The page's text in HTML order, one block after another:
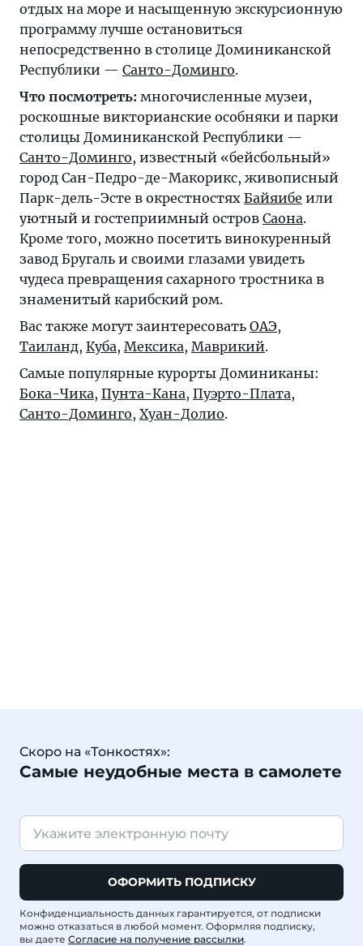
отдых на море и насыщенную экскурсионную
программу лучше остановиться
непосредственно в столице Доминиканской
Республики — Санто-Доминго.
Что посмотреть: многочисленные музеи,
роскошные викторианские особняки и парки
столицы Доминиканской Республики —
Санто-Доминго, известный «бейсбольный»
город Сан-Педро-де-Макорикс, живописный
Парк-дель-Эсте в окрестностях Байяибе или
уютный и гостеприимный остров Саона.
Кроме того, можно посетить винокуренный
завод Бругаль и своими глазами увидеть
чудеса превращения сахарного тростника в
знаменитый карибский ром.
Вас также могут заинтересовать ОАЭ,
Таиланд, Куба, Мексика, Маврикий.
Самые популярные курорты Доминиканы:
Бока-Чика, Пунта-Кана, Пуэрто-Плата,
Санто-Доминго, Хуан-Долио.
Скоро на «Тонкостях»:
Самые неудобные места в самолете
ОФОРМИТЬ ПОДПИСКУ
Конфиденциальность данных гарантируется, от подписки
можно отказаться в любой момент. Оформляя подписку,
вы даете Согласие на получение рассылки.